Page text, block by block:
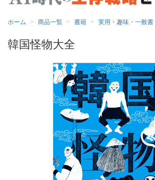
ホーム 商品一覧 書籍 実用・趣味・一般書
韓国怪物大全